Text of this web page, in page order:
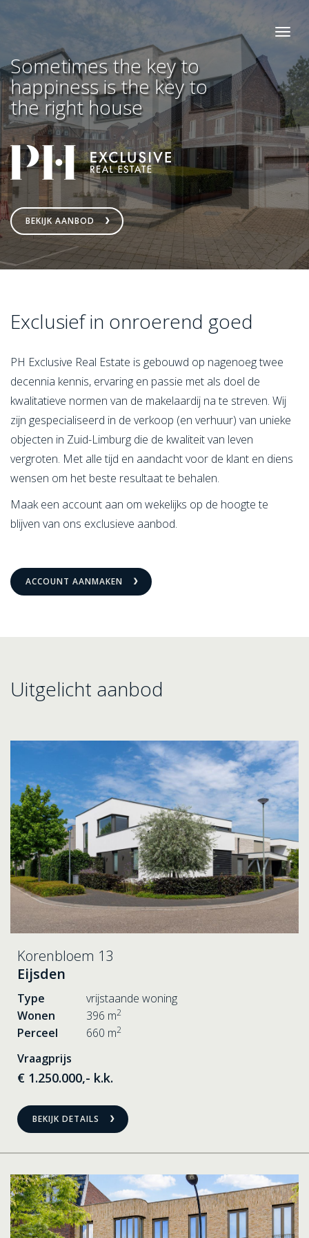
Exclusief
onroerend
goed
Pro-
Housing
Sometimes the key to
happiness is the key to
the right house
BEKIJK AANBOD
Exclusief in onroerend goed
PH Exclusive Real Estate is gebouwd op nagenoeg twee
decennia kennis, ervaring en passie met als doel de
kwalitatieve normen van de makelaardij na te streven. Wij
zijn gespecialiseerd in de verkoop (en verhuur) van unieke
objecten in Zuid-Limburg die de kwaliteit van leven
vergroten. Met alle tijd en aandacht voor de klant en diens
wensen om het beste resultaat te behalen.
Maak een account aan om wekelijks op de hoogte te
blijven van ons exclusieve aanbod.
ACCOUNT AANMAKEN
Uitgelicht aanbod
Korenbloem 13
Eijsden
Type
vrijstaande woning
Wonen
396 m2
Perceel 660 m2
Vraagprijs
€ 1.250.000,- k.k.
BEKIJK DETAILS